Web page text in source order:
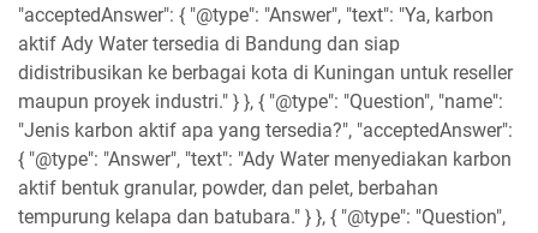
"acceptedAnswer": { "@type": "Answer", "text": "Ya, karbon
aktif Ady Water tersedia di Bandung dan siap
didistribusikan ke berbagai kota di Kuningan untuk reseller
maupun proyek industri." } }, { "@type": "Question", "name":
"Jenis karbon aktif apa yang tersedia?", "acceptedAnswer":
{ "@type": "Answer", "text": "Ady Water menyediakan karbon
aktif bentuk granular, powder, dan pelet, berbahan
tempurung kelapa dan batubara." } }, { "@type": "Question",